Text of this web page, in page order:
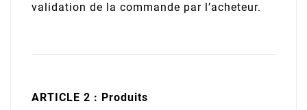
validation de la commande par l’acheteur.
ARTICLE 2 : Produits